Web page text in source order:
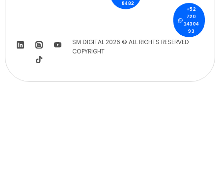
8482
+52
720
14304
93
SM DIGITAL 2026 © ALL RIGHTS RESERVED
COPYRIGHT